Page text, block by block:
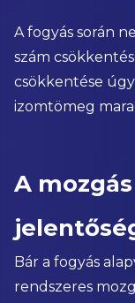
A fogyás során
szám
csökkentése
izomtömeg
A
Bár a fogyás
rendszeres